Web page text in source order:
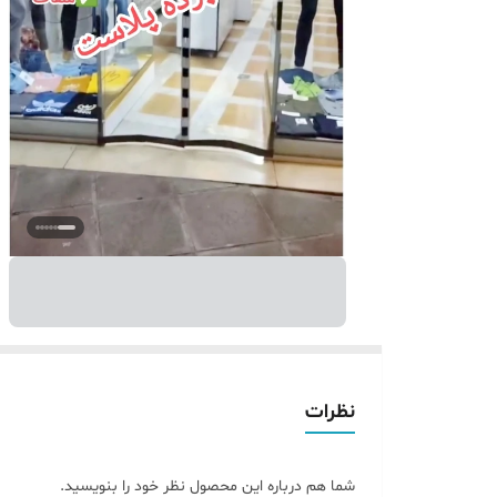
نظرات
شما هم درباره این محصول نظر خود را بنویسید.